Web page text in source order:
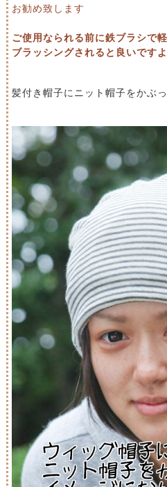
お勧め致します
ご使用なられる前に鉄ブラシで軽
ブラッシングされると良いですよ
髪付き帽子にニット帽子をかぶ